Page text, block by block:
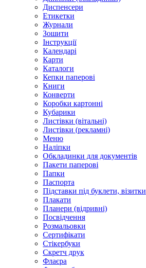
Диспенсери
Етикетки
Журнали
Зошити
Інструкції
Календарі
Карти
Каталоги
Кепки паперові
Книги
Конверти
Коробки картонні
Кубарики
Листівки (вітальні)
Листівки (рекламні)
Меню
Наліпки
Обкладинки для документів
Пакети паперові
Папки
Паспорта
Підставки під буклети, візитки
Плакати
Планери (відривні)
Посвідчення
Розмальовки
Сертифікати
Стікербуки
Скретч друк
Флаєра